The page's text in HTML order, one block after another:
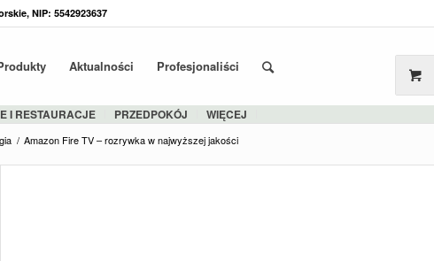
NIP: 5542923637
Aktualności Profesjonaliści
I RESTAURACJE PRZEDPOKÓJ WIĘCEJ
/ Amazon Fire TV – rozrywka w najwyższej jakości